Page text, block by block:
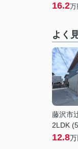
16.2万
よく
藤沢市
2LDK
12.8万